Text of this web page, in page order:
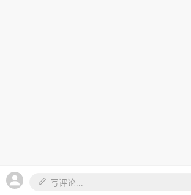
写评论...